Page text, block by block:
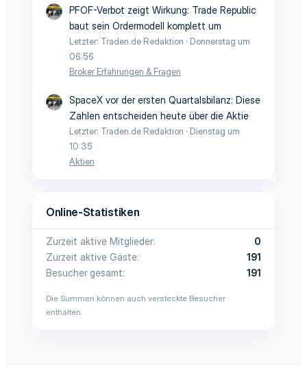
PFOF-Verbot zeigt Wirkung: Trade Republic
baut sein Ordermodell komplett um
Letzter: Traden.de Redaktion
Donnerstag um
06:56
Broker Erfahrungen & Fragen
SpaceX vor der ersten Quartalsbilanz: Diese
Zahlen entscheiden heute über die Aktie
Letzter: Traden.de Redaktion
Dienstag um
10:35
Aktien
Online-Statistiken
Zurzeit aktive Mitglieder
0
Zurzeit aktive Gäste
191
Besucher gesamt
191
Die Summen können auch versteckte Besucher
enthalten.